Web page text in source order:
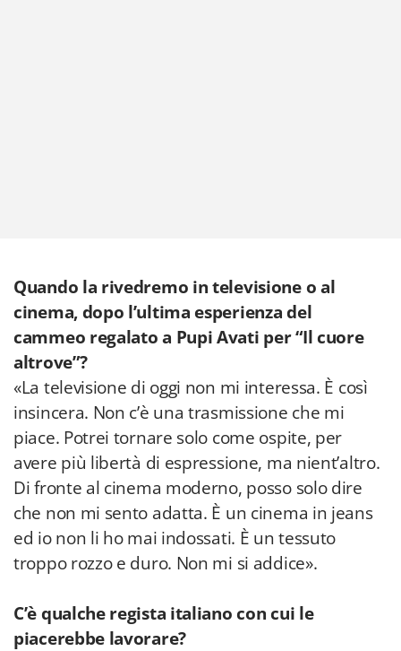
Quando la rivedremo in televisione o al
cinema, dopo l’ultima esperienza del
cammeo regalato a Pupi Avati per “Il cuore
altrove”?
«La televisione di oggi non mi interessa. È così
insincera. Non c’è una trasmissione che mi
piace. Potrei tornare solo come ospite, per
avere più libertà di espressione, ma nient’altro.
Di fronte al cinema moderno, posso solo dire
che non mi sento adatta. È un cinema in jeans
ed io non li ho mai indossati. È un tessuto
troppo rozzo e duro. Non mi si addice».
C’è qualche regista italiano con cui le
piacerebbe lavorare?